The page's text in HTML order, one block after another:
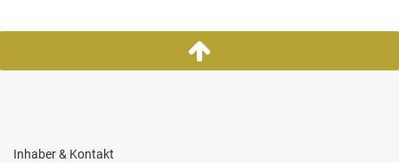
Inhaber & Kontakt